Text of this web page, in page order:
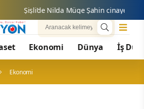
Ekonomi Dünya İş
Ekonomi